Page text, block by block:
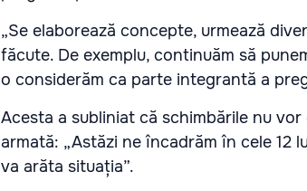
„Se elaborează concepte, urmează
făcute. De exemplu, continuăm să
o considerăm ca parte integrantă a
Acesta a subliniat că schimbările nu
armată: „Astăzi ne încadrăm în cele 12
va arăta situația”.